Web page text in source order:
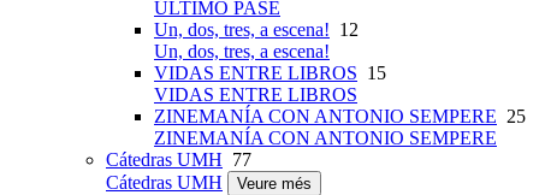
ÚLTIMO PASE
Un, dos, tres, a escena! 12
Un, dos, tres, a escena!
VIDAS ENTRE LIBROS 15
VIDAS ENTRE LIBROS
ZINEMANÍA CON ANTONIO SEMPERE 25
ZINEMANÍA CON ANTONIO SEMPERE
Cátedras UMH 77
Cátedras UMH
Veure més